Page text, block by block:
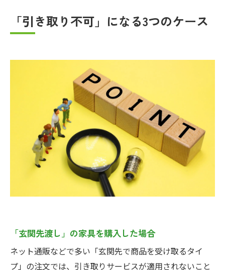
「引き取り不可」になる3つのケース
「玄関先渡し」の家具を購入した場合
ネット通販などで多い「玄関先で商品を受け取るタイ
プ」の注文では、引き取りサービスが適用されないこと